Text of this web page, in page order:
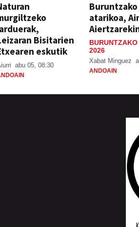
Bisitarien
eskutik
abu 05, 08:30
atarikoa,
2026
Xabat Minguez
ANDOAIN